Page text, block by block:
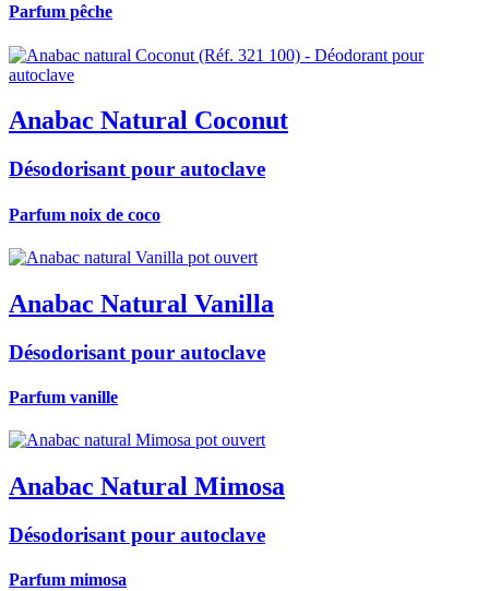
Parfum pêche
Anabac Natural Coconut
Désodorisant pour autoclave
Parfum noix de coco
Anabac Natural Vanilla
Désodorisant pour autoclave
Parfum vanille
Anabac Natural Mimosa
Désodorisant pour autoclave
Parfum mimosa